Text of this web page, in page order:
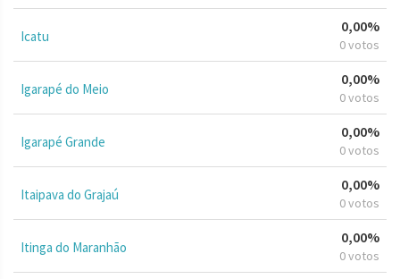
Icatu
0,00%
0 votos
Igarapé do Meio
0,00%
0 votos
Igarapé Grande
0,00%
0 votos
Itaipava do Grajaú
0,00%
0 votos
Itinga do Maranhão
0,00%
0 votos